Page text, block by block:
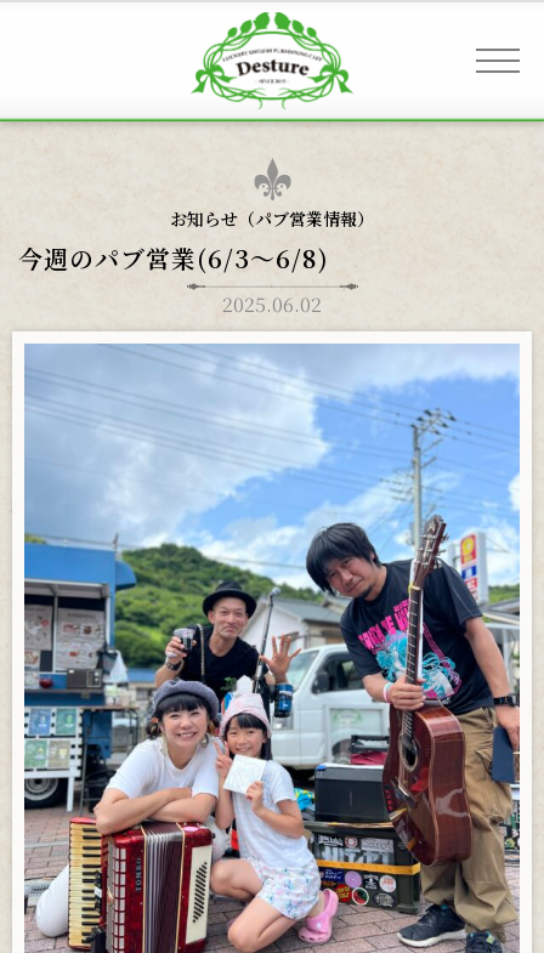
お客様へのご案内
お問い合わせ
お知らせ（パブ営業情報）
今週のパブ営業(6/3〜6/8)
2025.06.02